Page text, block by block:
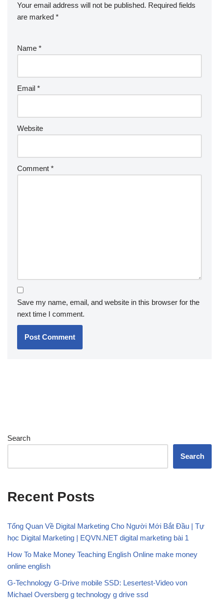
Your email address will not be published. Required fields
are marked *
Name *
Email *
Website
Comment *
Save my name, email, and website in this browser for the
next time I comment.
Search
Search
Recent Posts
Tổng Quan Về Digital Marketing Cho Người Mới Bắt Đầu | Tự
học Digital Marketing | EQVN.NET digital marketing bài 1
How To Make Money Teaching English Online make money
online english
G-Technology G-Drive mobile SSD: Lesertest-Video von
Michael Oversberg g technology g drive ssd